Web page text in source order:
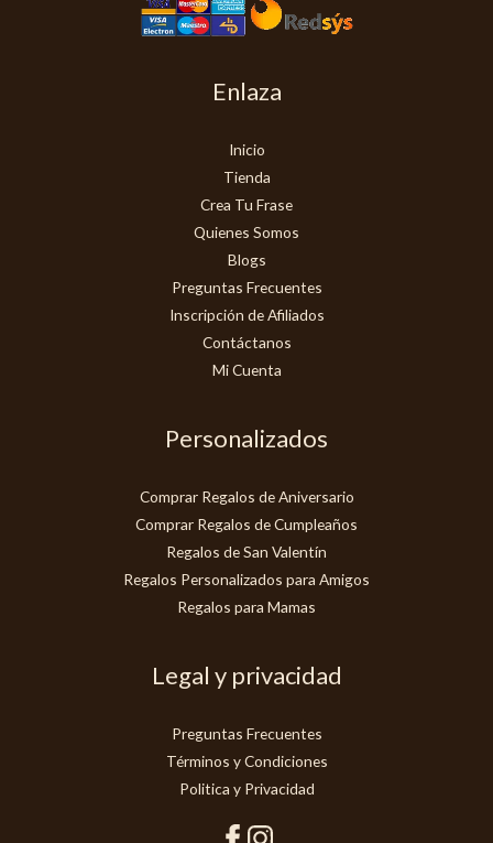
Enlaza
Inicio
Tienda
Crea Tu Frase
Quienes Somos
Blogs
Preguntas Frecuentes
Inscripción de Afiliados
Contáctanos
Mi Cuenta
Personalizados
Comprar Regalos de Aniversario
Comprar Regalos de Cumpleaños
Regalos de San Valentín
Regalos Personalizados para Amigos
Regalos para Mamas
Legal y privacidad
Preguntas Frecuentes
Términos y Condiciones
Politica y Privacidad